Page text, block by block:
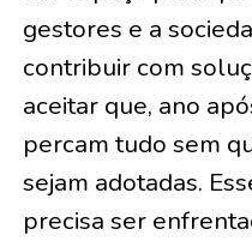
gestores e a
contribuir com
aceitar que, ano
percam tudo sem
sejam adotadas.
precisa ser